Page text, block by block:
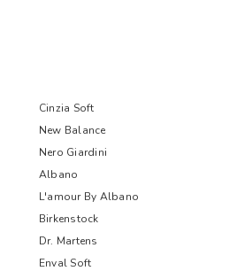
Cinzia Soft
New Balance
Nero Giardini
Albano
L'amour By Albano
Birkenstock
Dr. Martens
Enval Soft